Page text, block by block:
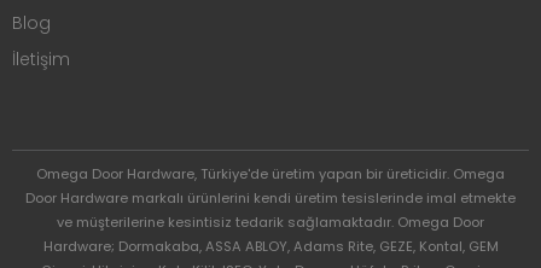
Blog
İletişim
Omega Door Hardware, Türkiye'de üretim yapan bir üreticidir. Omega
Door Hardware markalı ürünlerini kendi üretim tesislerinde imal etmekte
ve müşterilerine kesintisiz tedarik sağlamaktadır. Omega Door
Hardware; Dormakaba, ASSA ABLOY, Adams Rite, GEZE, Kontal, GEM